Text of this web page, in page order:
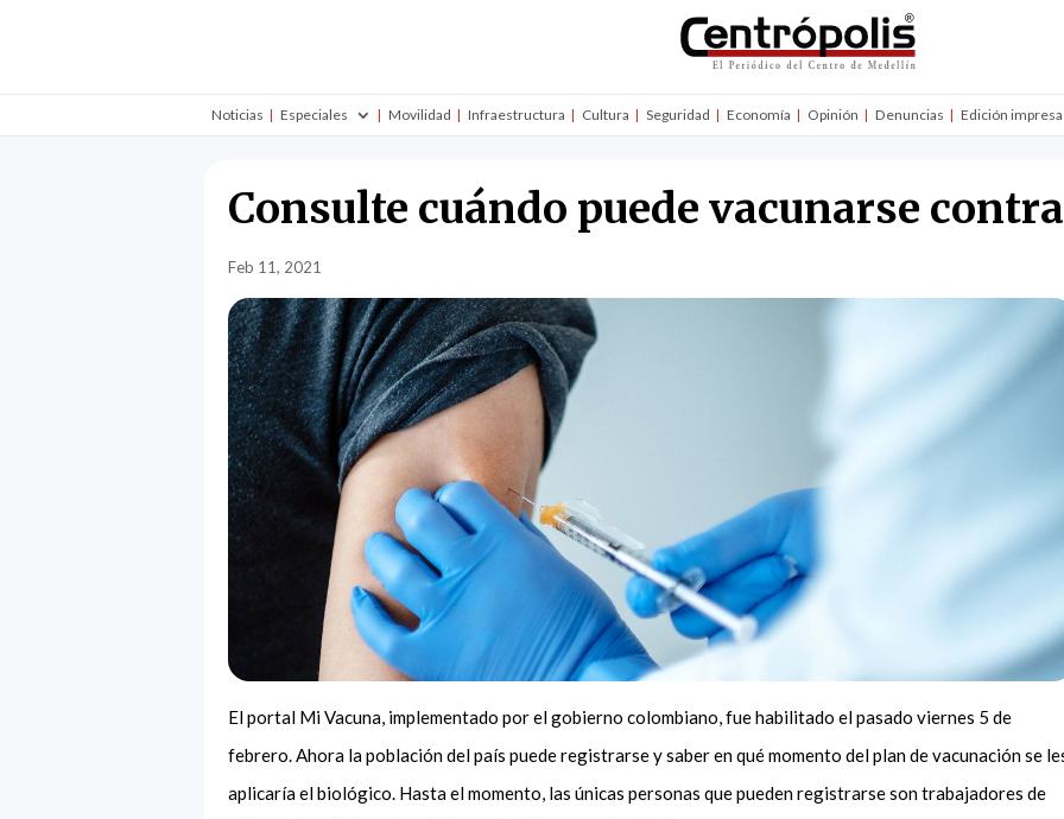
Noticias Especiales Movilidad Infraestructura Cultura Seguridad Economía Opinión Denuncias Edición impresa
Consulte cuándo puede vacunarse
Feb 11, 2021
El portal Mi Vacuna, implementado por el gobierno colombiano, fue habilitado el pasado viernes 5 de
febrero. Ahora la población del país puede registrarse y saber en qué momento del plan de vacunación se
aplicaría el biológico. Hasta el momento, las únicas personas que pueden registrarse son trabajadores de